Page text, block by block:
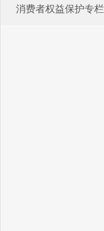
消费者权益保护专栏